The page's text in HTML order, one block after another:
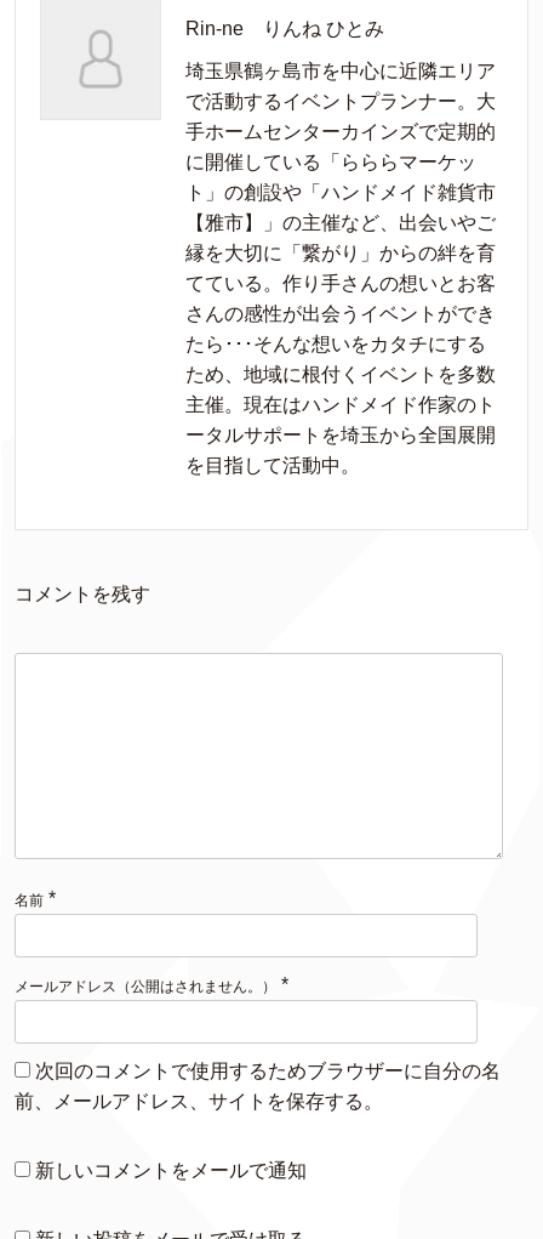
Rin-ne りんね ひとみ
埼玉県鶴ヶ島市を中心に近隣エリア
で活動するイベントプランナー。大
手ホームセンターカインズで定期的
に開催している「らららマーケッ
ト」の創設や「ハンドメイド雑貨市
【雅市】」の主催など、出会いやご
縁を大切に「繋がり」からの絆を育
てている。作り手さんの想いとお客
さんの感性が出会うイベントができ
たら･･･そんな想いをカタチにする
ため、地域に根付くイベントを多数
主催。現在はハンドメイド作家のト
ータルサポートを埼玉から全国展開
を目指して活動中。
コメントを残す
名前 *
メールアドレス（公開はされません。） *
次回のコメントで使用するためブラウザーに自分の名
前、メールアドレス、サイトを保存する。
新しいコメントをメールで通知